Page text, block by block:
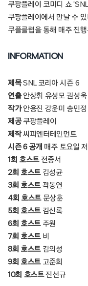
쿠팡플레이 코미디 쇼
쿠팡플레이에서 만날 수
쿠플클럽을 통해 매주 진행
INFORMATION
제목SNL 코리아 시즌 6
연출안상휘 유성모 권성욱
작가안용진 강윤미 송민
제공쿠팡플레이
제작씨피엔터테인먼트
시즌 6 공개 매주 토요일
1회 호스트전종서
2회 호스트김성균
3회 호스트곽동연
4회 호스트문상훈
5회 호스트김신록
6회 호스트주원
7회 호스트비
8회 호스트 김의성
9회 호스트고준희
10회 호스트진선규